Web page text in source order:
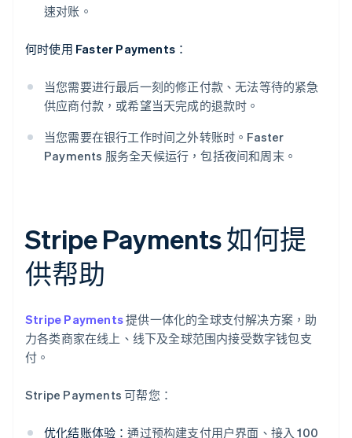
速对账。
何时使用 Faster Payments：
当您需要进行最后一刻的修正付款、无法等待的紧急
供应商付款，或希望当天完成的退款时。
当您需要在银行工作时间之外转账时。Faster
Payments 服务全天候运行，包括夜间和周末。
Stripe Payments 如何提
供帮助
Stripe Payments提供一体化的全球支付解决方案，助
力各类商家在线上、线下及全球范围内接受数字钱包支
付。
Stripe Payments 可帮您：
优化结账体验：通过预构建支付用户界面、接入 100